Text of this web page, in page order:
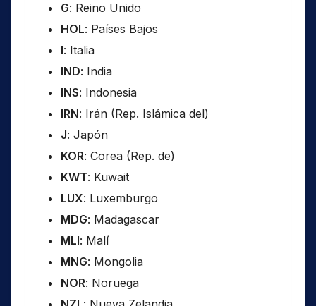
G: Reino Unido
HOL: Países Bajos
I: Italia
IND: India
INS: Indonesia
IRN: Irán (Rep. Islámica del)
J: Japón
KOR: Corea (Rep. de)
KWT: Kuwait
LUX: Luxemburgo
MDG: Madagascar
MLI: Malí
MNG: Mongolia
NOR: Noruega